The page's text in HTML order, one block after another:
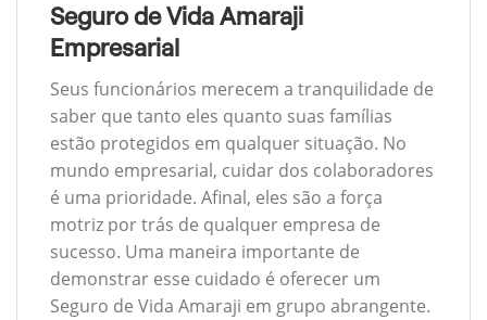
Seguro de Vida Amaraji
Empresarial
Seus funcionários merecem a tranquilidade de
saber que tanto eles quanto suas famílias
estão protegidos em qualquer situação. No
mundo empresarial, cuidar dos colaboradores
é uma prioridade. Afinal, eles são a força
motriz por trás de qualquer empresa de
sucesso. Uma maneira importante de
demonstrar esse cuidado é oferecer um
Seguro de Vida Amaraji em grupo abrangente.